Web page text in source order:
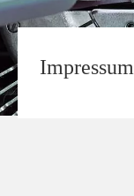
Impressum